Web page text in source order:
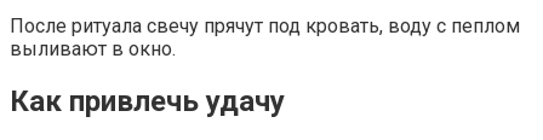
После ритуала свечу прячут под кровать, воду с пеплом
выливают в окно.
Как привлечь удачу